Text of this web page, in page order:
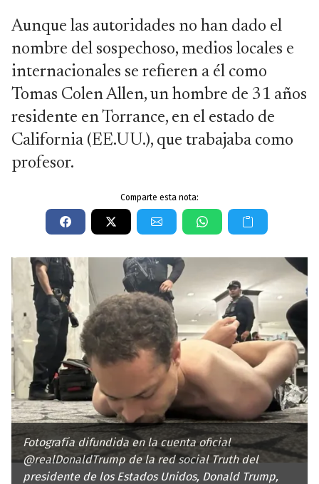
Aunque las autoridades no han dado el
nombre del sospechoso, medios locales e
internacionales se refieren a él como
Tomas Colen Allen, un hombre de 31 años
residente en Torrance, en el estado de
California (EE.UU.), que trabajaba como
profesor.
Comparte esta nota:
Fotografía difundida en la cuenta oficial
@realDonaldTrump de la red social Truth del
presidente de los Estados Unidos, Donald Trump,